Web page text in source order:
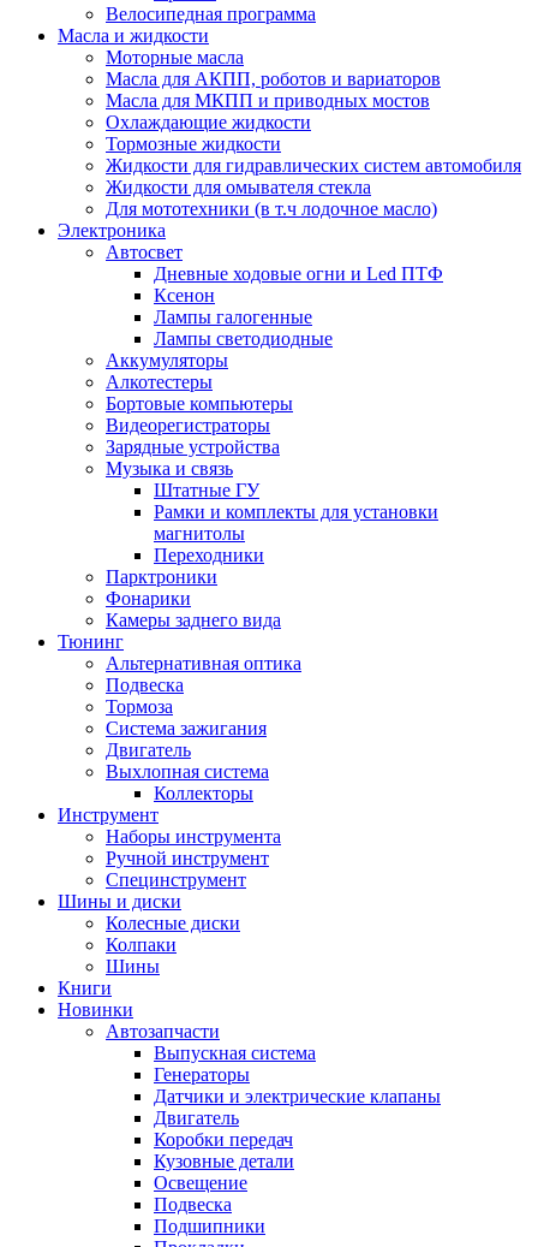
Велосипедная программа
Масла и жидкости
Моторные масла
Масла для АКПП, роботов и вариаторов
Масла для МКПП и приводных мостов
Охлаждающие жидкости
Тормозные жидкости
Жидкости для гидравлических систем автомобиля
Жидкости для омывателя стекла
Для мототехники (в т.ч лодочное масло)
Электроника
Автосвет
Дневные ходовые огни и Led ПТФ
Ксенон
Лампы галогенные
Лампы светодиодные
Аккумуляторы
Алкотестеры
Бортовые компьютеры
Видеорегистраторы
Зарядные устройства
Музыка и связь
Штатные ГУ
Рамки и комплекты для установки
магнитолы
Переходники
Парктроники
Фонарики
Камеры заднего вида
Тюнинг
Альтернативная оптика
Подвеска
Тормоза
Система зажигания
Двигатель
Выхлопная система
Коллекторы
Инструмент
Наборы инструмента
Ручной инструмент
Специнструмент
Шины и диски
Колесные диски
Колпаки
Шины
Книги
Новинки
Автозапчасти
Выпускная система
Генераторы
Датчики и электрические клапаны
Двигатель
Коробки передач
Кузовные детали
Освещение
Подвеска
Подшипники